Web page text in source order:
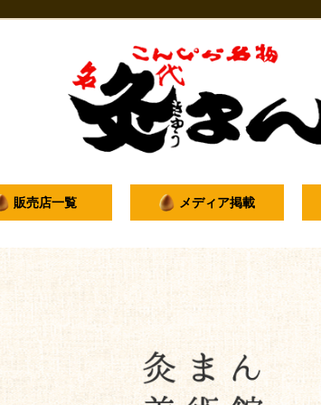
販売店一覧 メディア掲載